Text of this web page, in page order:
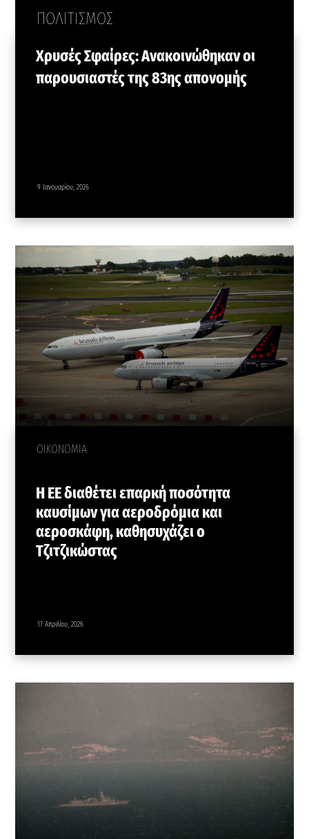
ΠΟΛΙΤΙΣΜΟΣ
Χρυσές Σφαίρες: Ανακοινώθηκαν οι
παρουσιαστές της 83ης απονομής
9 Ιανουαρίου, 2026
ΟΙΚΟΝΟΜΙΑ
Η ΕΕ διαθέτει επαρκή ποσότητα
καυσίμων για αεροδρόμια και
αεροσκάφη, καθησυχάζει ο
Τζιτζικώστας
17 Απριλίου, 2026